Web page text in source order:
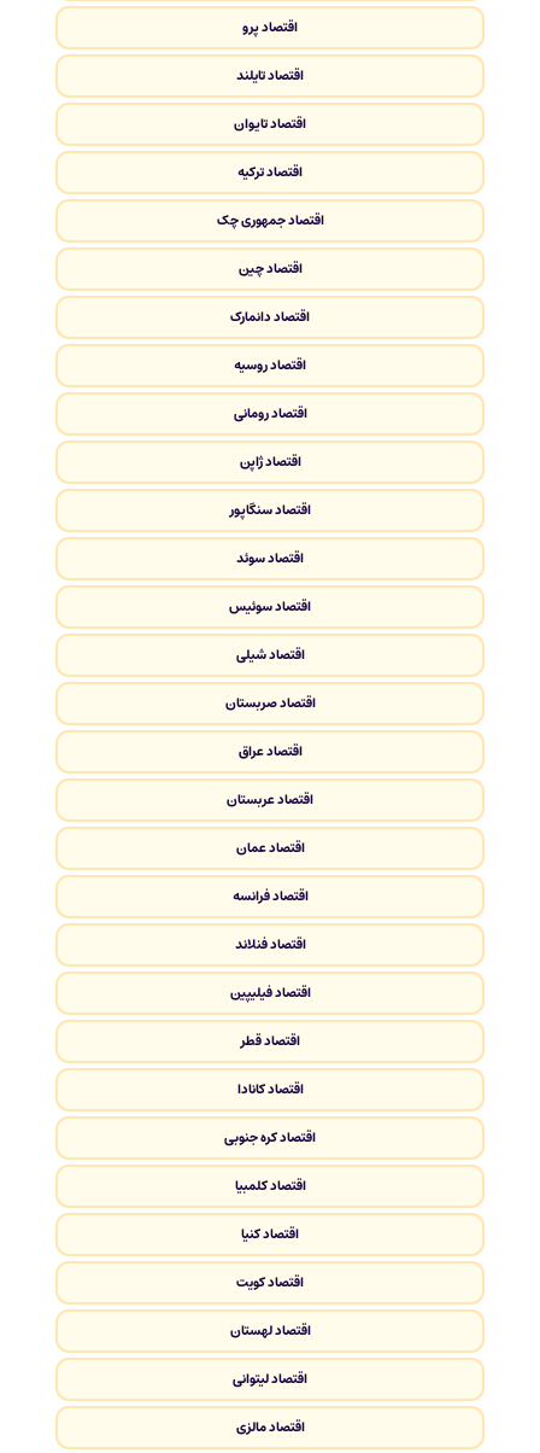
اقتصاد پرو
اقتصاد تایلند
اقتصاد تایوان
اقتصاد ترکیه
اقتصاد جمهوری چک
اقتصاد چین
اقتصاد دانمارک
اقتصاد روسیه
اقتصاد رومانی
اقتصاد ژاپن
اقتصاد سنگاپور
اقتصاد سوئد
اقتصاد سوئیس
اقتصاد شیلی
اقتصاد صربستان
اقتصاد عراق
اقتصاد عربستان
اقتصاد عمان
اقتصاد فرانسه
اقتصاد فنلاند
اقتصاد فیلیپین
اقتصاد قطر
اقتصاد کانادا
اقتصاد کره جنوبی
اقتصاد کلمبیا
اقتصاد کنیا
اقتصاد کویت
اقتصاد لهستان
اقتصاد لیتوانی
اقتصاد مالزی